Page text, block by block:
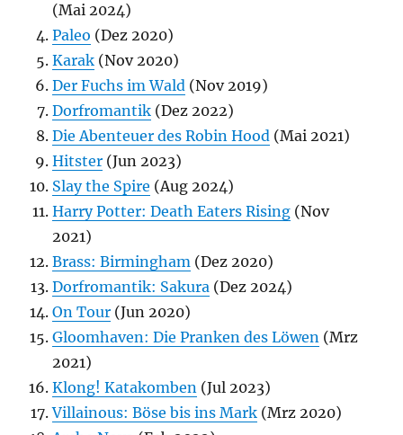
(Mai 2024)
Paleo (Dez 2020)
Karak (Nov 2020)
Der Fuchs im Wald (Nov 2019)
Dorfromantik (Dez 2022)
Die Abenteuer des Robin Hood (Mai 2021)
Hitster (Jun 2023)
Slay the Spire (Aug 2024)
Harry Potter: Death Eaters Rising (Nov
2021)
Brass: Birmingham (Dez 2020)
Dorfromantik: Sakura (Dez 2024)
On Tour (Jun 2020)
Gloomhaven: Die Pranken des Löwen (Mrz
2021)
Klong! Katakomben (Jul 2023)
Villainous: Böse bis ins Mark (Mrz 2020)